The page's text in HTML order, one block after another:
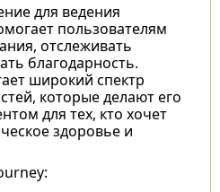
для ведения
пользователям
отслеживать
благодарность.
широкий спектр
которые делают его
для тех, кто хочет
здоровье и